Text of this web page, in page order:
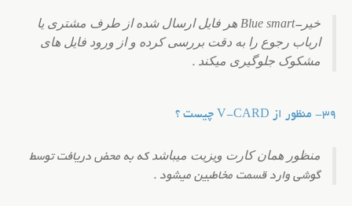
خیر -
Blue smart هر فایل ارسال شده از طرف مشتری یا
ارباب رجوع را به دقت بررسی کرده و از ورود فایل های
مشکوک جلوگیری میکند .
39- منظور از V-CARD چیست ؟
منظور همان کارت ویزیت میباشد که به محض دریافت توسط
گوشی وارد قسمت مخاطبین میشود .